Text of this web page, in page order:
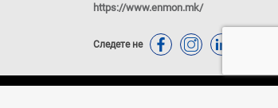
https://www.enmon.mk/
Следете не